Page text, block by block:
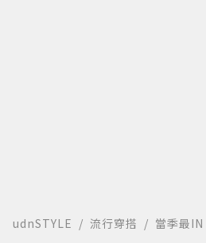
udnSTYLE 流行穿搭 當季最IN